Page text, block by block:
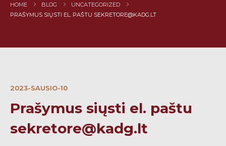
HOME BLOG
UNCATEGORIZED
PRAŠYMUS SIŲSTI EL. PAŠTU SEKRETORE@KADG.LT
2023-SAUSIO-10
Prašymus siųsti el. paštu
sekretore@kadg.lt